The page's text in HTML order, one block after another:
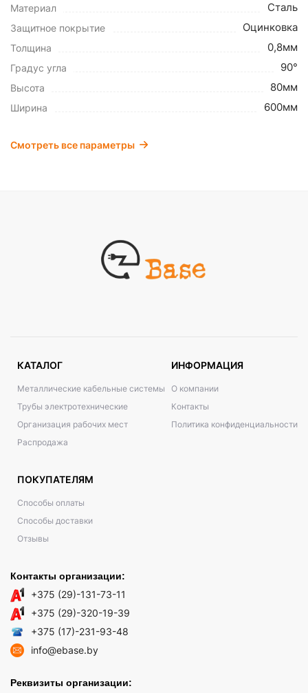
Материал Сталь
Защитное покрытие Оцинковка
Толщина 0,8мм
Градус угла 90°
Высота 80мм
Ширина 600мм
Смотреть все параметры
КАТАЛОГ
Металлические кабельные системы
Трубы электротехнические
Организация рабочих мест
Распродажа
ИНФОРМАЦИЯ
О компании
Контакты
Политика конфиденциальности
ПОКУПАТЕЛЯМ
Способы оплаты
Способы доставки
Отзывы
Контакты организации:
+375 (29)-131-73-11
+375 (29)-320-19-39
+375 (17)-231-93-48
info@ebase.by
Реквизиты организации: